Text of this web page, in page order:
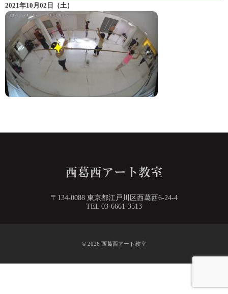
2021年10月02日（土）
〒134-0088 東京都江戸川区西葛西6-24-4
TEL 03-6661-3513
© 2026 西葛西アート教室